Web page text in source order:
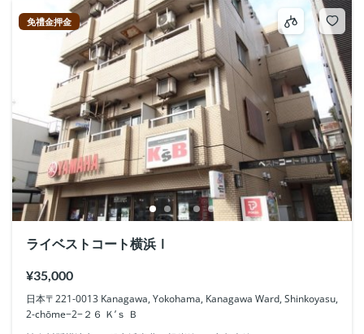
免禮金押金
ライベストコート横浜Ⅰ
¥35,000
日本〒221-0013 Kanagawa, Yokohama, Kanagawa Ward, Shinkoyasu,
2-chōme−2−２６ Ｋ’ｓ Ｂ